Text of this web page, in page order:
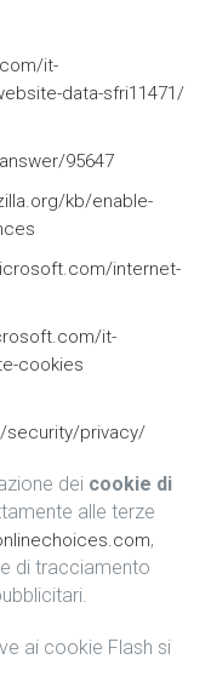
it-
data-sfri11471/
95647
kb/enable-
internet-
it-
cookies
security/privacy/
dei cookie di
alle terze
,
di tracciamento
ai cookie Flash si